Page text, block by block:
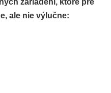
zariadení, ktoré pre
ale nie výlučne: